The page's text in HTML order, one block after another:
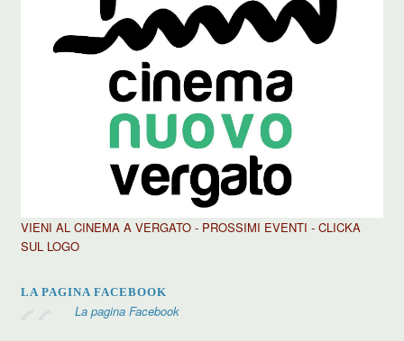
VIENI AL CINEMA A VERGATO - PROSSIMI EVENTI - CLICKA
SUL LOGO
LA PAGINA FACEBOOK
La pagina Facebook